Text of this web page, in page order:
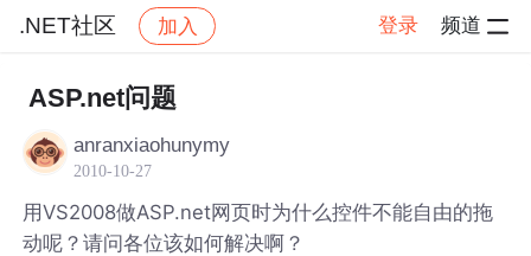
.NET社区 加入 登录 频道
社区 .NET社区
ASP.net问题
anranxiaohunymy
2010-10-27
用VS2008做ASP.net网页时为什么控件不能自由的拖
动呢？请问各位该如何解决啊？